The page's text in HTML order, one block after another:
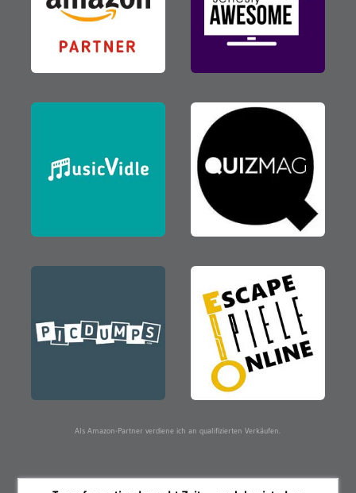
Als Amazon-Partner verdiene ich an qualifizierten Verkäufen.